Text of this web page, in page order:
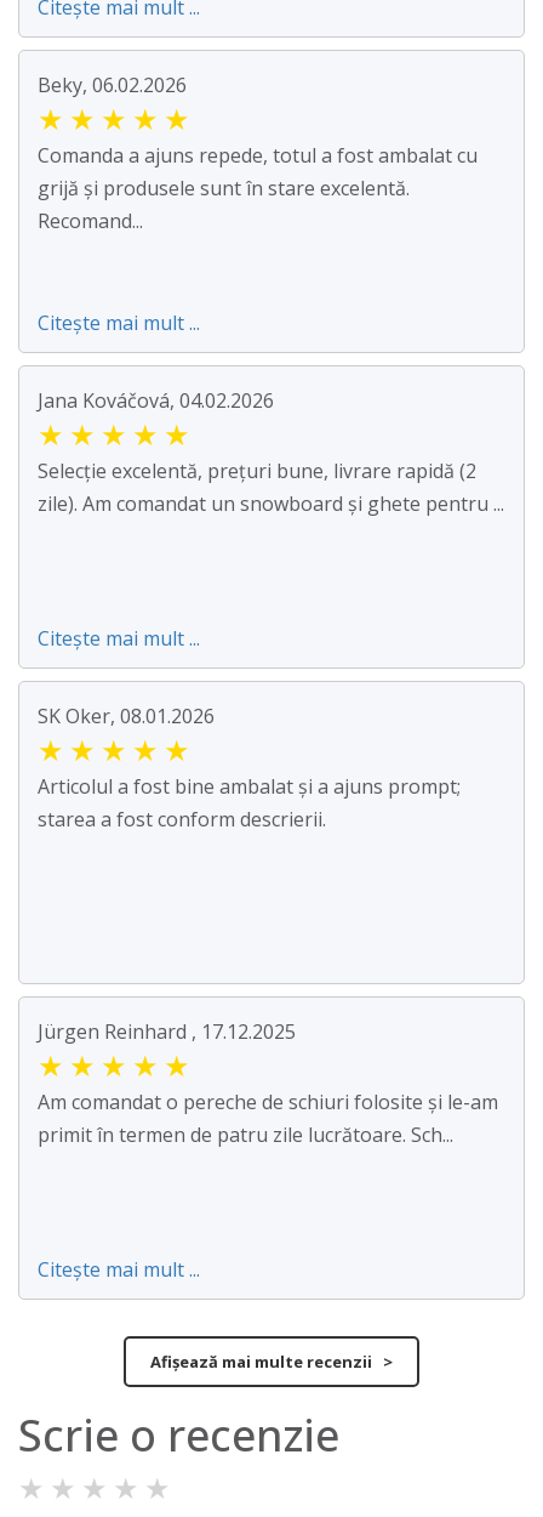
Citește mai mult ...
Beky, 06.02.2026
★ ★ ★ ★ ★
Comanda a ajuns repede, totul a fost ambalat cu
grijă și produsele sunt în stare excelentă.
Recomand...
Citește mai mult ...
Jana Kováčová, 04.02.2026
★ ★ ★ ★ ★
Selecție excelentă, prețuri bune, livrare rapidă (2
zile). Am comandat un snowboard și ghete pentru ...
Citește mai mult ...
SK Oker, 08.01.2026
★ ★ ★ ★ ★
Articolul a fost bine ambalat și a ajuns prompt;
starea a fost conform descrierii.
Jürgen Reinhard , 17.12.2025
★ ★ ★ ★ ★
Am comandat o pereche de schiuri folosite și le-am
primit în termen de patru zile lucrătoare. Sch...
Citește mai mult ...
Afișează mai multe recenzii >
Scrie o recenzie
★ ★ ★ ★ ★